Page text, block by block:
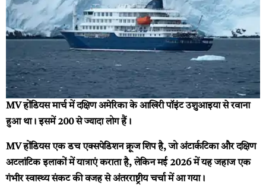
MV होंडियस मार्च में दक्षिण अमेरिका के आखिरी पॉइंट उशुआइया से रवाना
हुआ था। इसमें 200 से ज्यादा लोग हैं।
MV होंडियस एक डच एक्सपेडिशन क्रूज शिप है, जो अंटार्कटिका और दक्षिण
अटलांटिक इलाकों में यात्राएं कराता है, लेकिन मई 2026 में यह जहाज एक
गंभीर स्वास्थ्य संकट की वजह से अंतरराष्ट्रीय चर्चा में आ गया।